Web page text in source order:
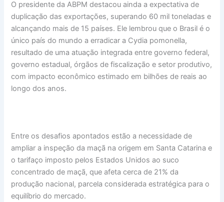
O presidente da ABPM destacou ainda a expectativa de
duplicação das exportações, superando 60 mil toneladas e
alcançando mais de 15 países. Ele lembrou que o Brasil é o
único país do mundo a erradicar a Cydia pomonella,
resultado de uma atuação integrada entre governo federal,
governo estadual, órgãos de fiscalização e setor produtivo,
com impacto econômico estimado em bilhões de reais ao
longo dos anos.
Entre os desafios apontados estão a necessidade de
ampliar a inspeção da maçã na origem em Santa Catarina e
o tarifaço imposto pelos Estados Unidos ao suco
concentrado de maçã, que afeta cerca de 21% da
produção nacional, parcela considerada estratégica para o
equilíbrio do mercado.